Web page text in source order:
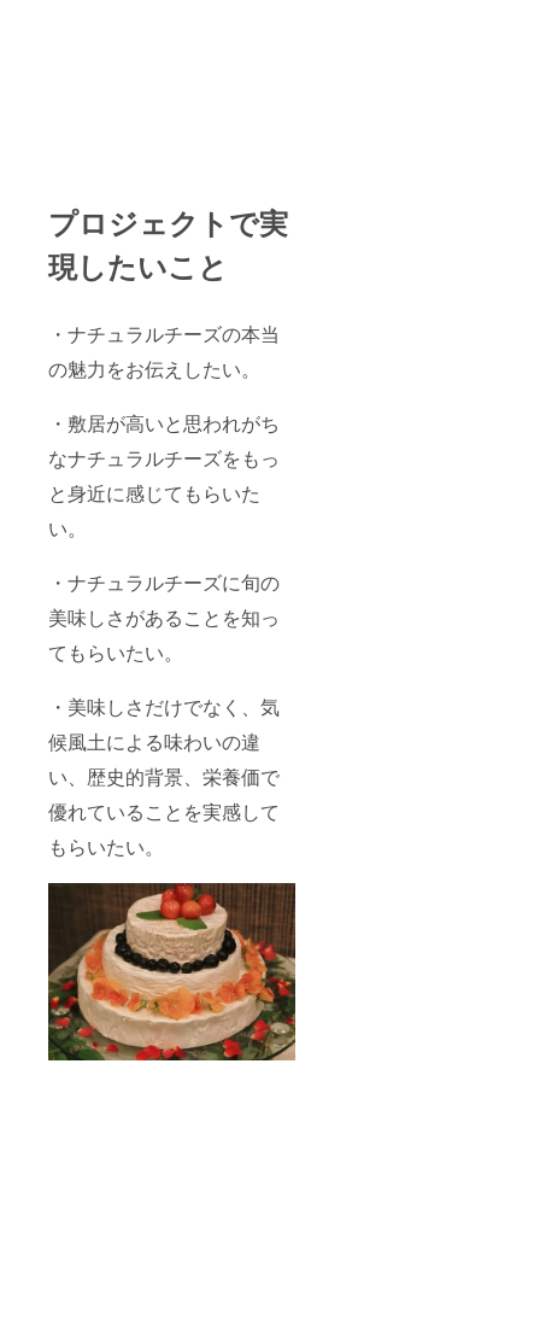
プロジェクトで実
現したいこと
・ナチュラルチーズの本当
の魅力をお伝えしたい。
・敷居が高いと思われがち
なナチュラルチーズをもっ
と身近に感じてもらいた
い。
・ナチュラルチーズに旬の
美味しさがあることを知っ
てもらいたい。
・美味しさだけでなく、気
候風土による味わいの違
い、歴史的背景、栄養価で
優れていることを実感して
もらいたい。